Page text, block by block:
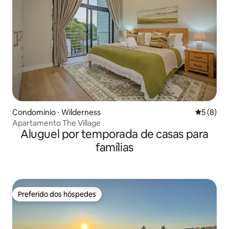
Condomínio ⋅ Wilderness 5 de
5 (8)
Apartamento The Village
Aluguel por temporada de casas para
famílias
Preferido dos hóspedes
Preferido dos hóspedes